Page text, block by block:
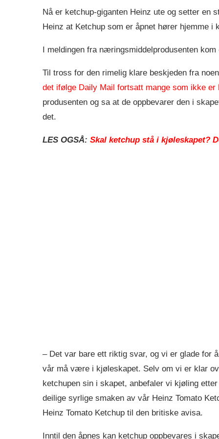
Nå er ketchup-giganten Heinz ute og setter en
Heinz at Ketchup som er åpnet hører hjemme i
I meldingen fra næringsmiddelprodusenten
Til tross for den rimelig klare beskjeden fra
det ifølge Daily Mail fortsatt mange som ikke
produsenten og sa at de oppbevarer den i
det.
LES OGSÅ: Skal ketchup stå i kjøleskapet?
– Det var bare ett riktig svar, og vi er glade for
vår må være i kjøleskapet. Selv om vi er klar
ketchupen sin i skapet, anbefaler vi kjøling
deilige syrlige smaken av vår Heinz Tomato
Heinz Tomato Ketchup til den britiske avisa.
Inntil den åpnes kan ketchup oppbevares i